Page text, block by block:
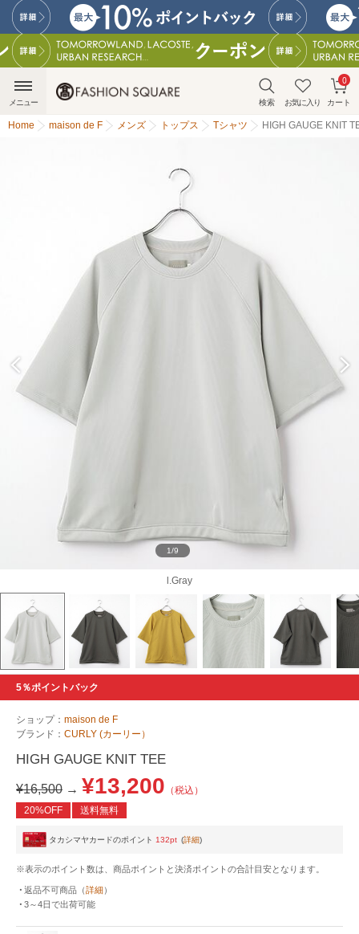
検索 お気に入り カート
0
メニュー
Home maison de F メンズ トップス Tシャツ HIGH GAUGE KNIT
l.Gray
1/9
5％ポイントバック
ショップ： maison de F
ブランド： CURLY (カーリー）
HIGH GAUGE KNIT TEE
¥16,500 → ¥13,200 （税込）
20%OFF
送料無料
タカシマヤカードのポイント 132pt (詳細)
※表示のポイント数は、商品ポイントと決済ポイントの合計目安となります。
返品不可商品 （詳細）
3～4日で出荷可能